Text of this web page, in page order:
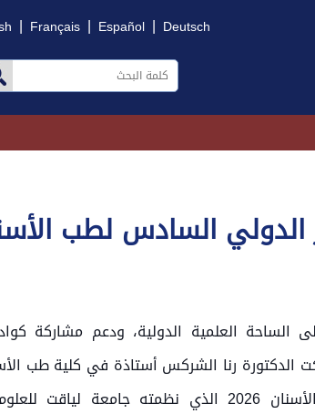
| Français | Español | Deutsch
الدولي السادس لطب
الساحة العلمية الدولية، ودعم مشاركة
الدكتورة رنا الشركس أستاذة في كلية طب
المؤتمر الدولي السادس لطب الأسنان 2026 الذي نظمته جامعة